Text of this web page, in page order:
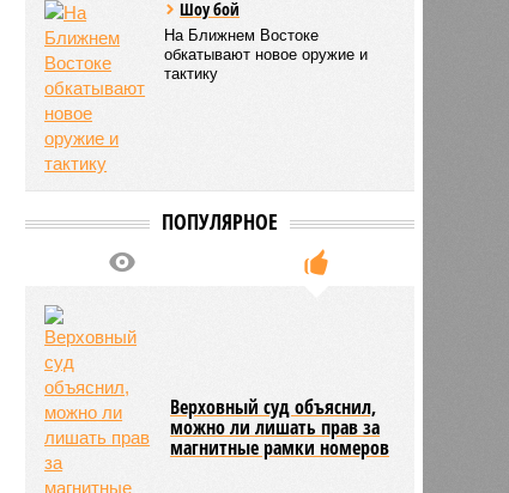
Шоу бой
На Ближнем Востоке
обкатывают новое оружие и
тактику
ПОПУЛЯРНОЕ
Верховный суд объяснил,
можно ли лишать прав за
магнитные рамки номеров